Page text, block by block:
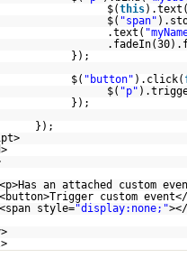
$(this
$( "span"
.text(
});
$( "button" ).click(
$( "p"
});
});
<p>Has an attached custom
<button>Trigger custom
<span style="display:none;"